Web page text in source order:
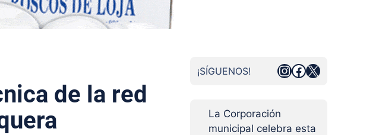
de la red
¡SÍGUENOS! Instagram
Facebook
X
La Corporación
municipal celebra esta